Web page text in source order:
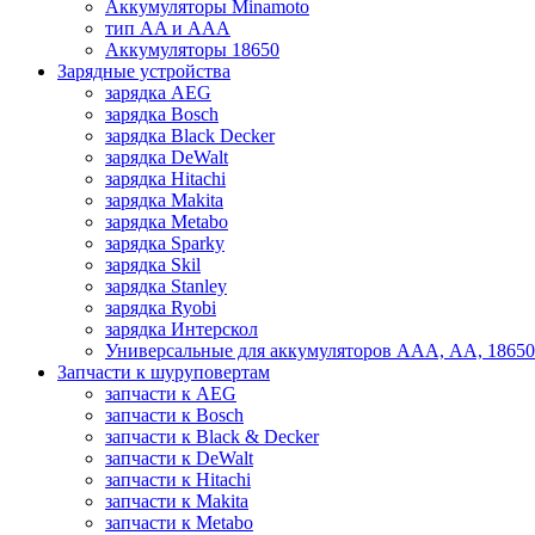
Аккумуляторы Minamoto
тип AA и AAA
Аккумуляторы 18650
Зарядные устройства
зарядка AEG
зарядка Bosch
зарядка Black Decker
зарядка DeWalt
зарядка Hitachi
зарядка Makita
зарядка Metabo
зарядка Sparky
зарядка Skil
зарядка Stanley
зарядка Ryobi
зарядка Интерскол
Универсальные для аккумуляторов ААА, АА,
Запчасти к шуруповертам
запчасти к AEG
запчасти к Bosch
запчасти к Black & Decker
запчасти к DeWalt
запчасти к Hitachi
запчасти к Makita
запчасти к Metabo